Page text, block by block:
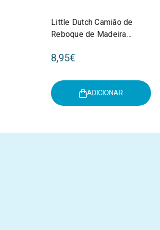
Little Dutch Camião de
Reboque de Madeira
8,95€
ADICIONAR